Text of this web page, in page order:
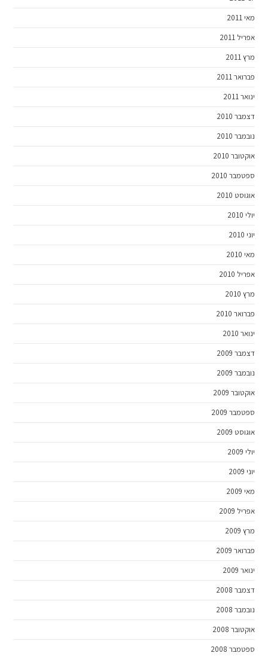
מאי 2011
אפריל 2011
מרץ 2011
פברואר 2011
ינואר 2011
דצמבר 2010
נובמבר 2010
אוקטובר 2010
ספטמבר 2010
אוגוסט 2010
יולי 2010
יוני 2010
מאי 2010
אפריל 2010
מרץ 2010
פברואר 2010
ינואר 2010
דצמבר 2009
נובמבר 2009
אוקטובר 2009
ספטמבר 2009
אוגוסט 2009
יולי 2009
יוני 2009
מאי 2009
אפריל 2009
מרץ 2009
פברואר 2009
ינואר 2009
דצמבר 2008
נובמבר 2008
אוקטובר 2008
ספטמבר 2008